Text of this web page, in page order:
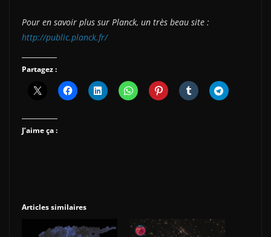
Pour en savoir plus sur Planck, un très beau site :
http://public.planck.fr/
Partagez :
J’aime ça :
Articles similaires